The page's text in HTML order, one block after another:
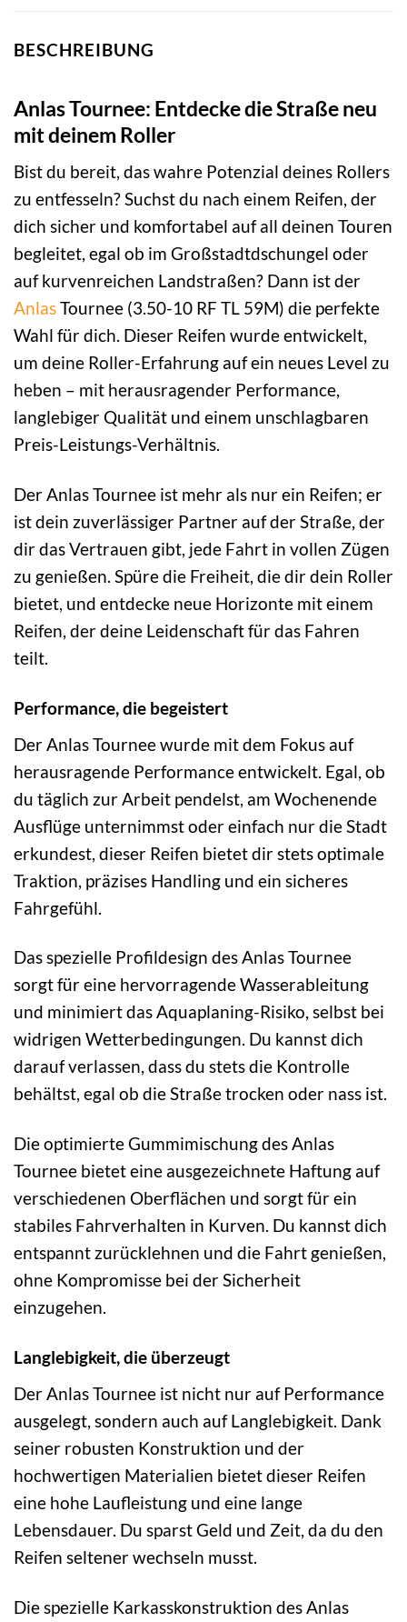
BESCHREIBUNG
Anlas Tournee: Entdecke die Straße neu
mit deinem Roller
Bist du bereit, das wahre Potenzial deines Rollers
zu entfesseln? Suchst du nach einem Reifen, der
dich sicher und komfortabel auf all deinen Touren
begleitet, egal ob im Großstadtdschungel oder
auf kurvenreichen Landstraßen? Dann ist der
AnlasTournee (3.50-10 RF TL 59M) die perfekte
Wahl für dich. Dieser Reifen wurde entwickelt,
um deine Roller-Erfahrung auf ein neues Level zu
heben – mit herausragender Performance,
langlebiger Qualität und einem unschlagbaren
Preis-Leistungs-Verhältnis.
Der Anlas Tournee ist mehr als nur ein Reifen; er
ist dein zuverlässiger Partner auf der Straße, der
dir das Vertrauen gibt, jede Fahrt in vollen Zügen
zu genießen. Spüre die Freiheit, die dir dein Roller
bietet, und entdecke neue Horizonte mit einem
Reifen, der deine Leidenschaft für das Fahren
teilt.
Performance, die begeistert
Der Anlas Tournee wurde mit dem Fokus auf
herausragende Performance entwickelt. Egal, ob
du täglich zur Arbeit pendelst, am Wochenende
Ausflüge unternimmst oder einfach nur die Stadt
erkundest, dieser Reifen bietet dir stets optimale
Traktion, präzises Handling und ein sicheres
Fahrgefühl.
Das spezielle Profildesign des Anlas Tournee
sorgt für eine hervorragende Wasserableitung
und minimiert das Aquaplaning-Risiko, selbst bei
widrigen Wetterbedingungen. Du kannst dich
darauf verlassen, dass du stets die Kontrolle
behältst, egal ob die Straße trocken oder nass ist.
Die optimierte Gummimischung des Anlas
Tournee bietet eine ausgezeichnete Haftung auf
verschiedenen Oberflächen und sorgt für ein
stabiles Fahrverhalten in Kurven. Du kannst dich
entspannt zurücklehnen und die Fahrt genießen,
ohne Kompromisse bei der Sicherheit
einzugehen.
Langlebigkeit, die überzeugt
Der Anlas Tournee ist nicht nur auf Performance
ausgelegt, sondern auch auf Langlebigkeit. Dank
seiner robusten Konstruktion und der
hochwertigen Materialien bietet dieser Reifen
eine hohe Laufleistung und eine lange
Lebensdauer. Du sparst Geld und Zeit, da du den
Reifen seltener wechseln musst.
Die spezielle Karkasskonstruktion des Anlas